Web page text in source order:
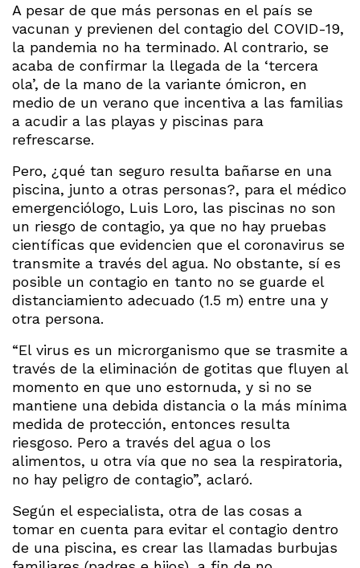
A pesar de que más personas en el país se
vacunan y previenen del contagio del COVID-19,
la pandemia no ha terminado. Al contrario, se
acaba de confirmar la llegada de la ‘tercera
ola’, de la mano de la variante ómicron, en
medio de un verano que incentiva a las familias
a acudir a las playas y piscinas para
refrescarse.
Pero, ¿qué tan seguro resulta bañarse en una
piscina, junto a otras personas?, para el médico
emergenciólogo, Luis Loro, las piscinas no son
un riesgo de contagio, ya que no hay pruebas
científicas que evidencien que el coronavirus se
transmite a través del agua. No obstante, sí es
posible un contagio en tanto no se guarde el
distanciamiento adecuado (1.5 m) entre una y
otra persona.
“El virus es un microrganismo que se trasmite a
través de la eliminación de gotitas que fluyen al
momento en que uno estornuda, y si no se
mantiene una debida distancia o la más mínima
medida de protección, entonces resulta
riesgoso. Pero a través del agua o los
alimentos, u otra vía que no sea la respiratoria,
no hay peligro de contagio”, aclaró.
Según el especialista, otra de las cosas a
tomar en cuenta para evitar el contagio dentro
de una piscina, es crear las llamadas burbujas